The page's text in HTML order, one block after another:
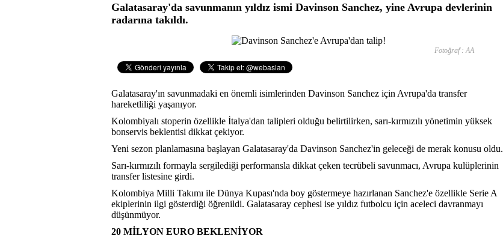
Galatasaray'da savunmanın yıldız ismi Davinson Sanchez, yine Avrupa devlerinin
radarına takıldı.
Fotoğraf : AA
Galatasaray'ın savunmadaki en önemli isimlerinden Davinson Sanchez için Avrupa'da transfer
hareketliliği yaşanıyor.
Kolombiyalı stoperin özellikle İtalya'dan talipleri olduğu belirtilirken, sarı-kırmızılı yönetimin yüksek
bonservis beklentisi dikkat çekiyor.
Yeni sezon planlamasına başlayan Galatasaray'da Davinson Sanchez'in geleceği de merak konusu oldu.
Sarı-kırmızılı formayla sergilediği performansla dikkat çeken tecrübeli savunmacı, Avrupa kulüplerinin
transfer listesine girdi.
Kolombiya Milli Takımı ile Dünya Kupası'nda boy göstermeye hazırlanan Sanchez'e özellikle Serie A
ekiplerinin ilgi gösterdiği öğrenildi. Galatasaray cephesi ise yıldız futbolcu için aceleci davranmayı
düşünmüyor.
20 MİLYON EURO BEKLENİYOR